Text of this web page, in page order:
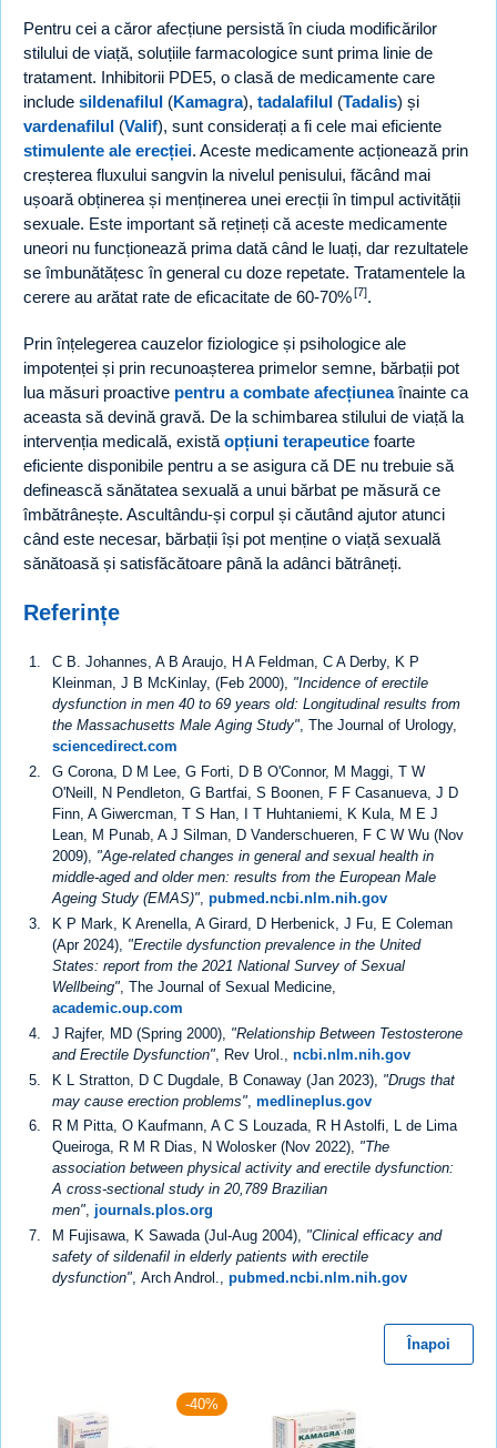
Pentru cei a căror afecțiune persistă în ciuda modificărilor
stilului de viață, soluțiile farmacologice sunt prima linie de
tratament. Inhibitorii PDE5, o clasă de medicamente care
include sildenafilul (Kamagra), tadalafilul (Tadalis) și
vardenafilul (Valif), sunt considerați a fi cele mai eficiente
stimulente ale erecției. Aceste medicamente acționează prin
creșterea fluxului sangvin la nivelul penisului, făcând mai
ușoară obținerea și menținerea unei erecții în timpul activității
sexuale. Este important să rețineți că aceste medicamente
uneori nu funcționează prima dată când le luați, dar rezultatele
se îmbunătățesc în general cu doze repetate. Tratamentele la
cerere au arătat rate de eficacitate de 60-70%[7].
Prin înțelegerea cauzelor fiziologice și psihologice ale
impotenței și prin recunoașterea primelor semne, bărbații pot
lua măsuri proactive pentru a combate afecțiuneaînainte ca
aceasta să devină gravă. De la schimbarea stilului de viață la
intervenția medicală, există opțiuni terapeutice foarte
eficiente disponibile pentru a se asigura că DE nu trebuie să
definească sănătatea sexuală a unui bărbat pe măsură ce
îmbătrânește. Ascultându-și corpul și căutând ajutor atunci
când este necesar, bărbații își pot menține o viață sexuală
sănătoasă și satisfăcătoare până la adânci bătrâneți.
Referințe
C B. Johannes, A B Araujo, H A Feldman, C A Derby, K P
Kleinman, J B McKinlay, (Feb 2000), "Incidence of erectile
dysfunction in men 40 to 69 years old: Longitudinal results from
the Massachusetts Male Aging Study", The Journal of Urology,
sciencedirect.com
G Corona, D M Lee, G Forti, D B O'Connor, M Maggi, T W
O'Neill, N Pendleton, G Bartfai, S Boonen, F F Casanueva, J D
Finn, A Giwercman, T S Han, I T Huhtaniemi, K Kula, M E J
Lean, M Punab, A J Silman, D Vanderschueren, F C W Wu (Nov
2009), "Age-related changes in general and sexual health in
middle-aged and older men: results from the European Male
Ageing Study (EMAS)" pubmed.ncbi.nlm.nih.gov
K P Mark, K Arenella, A Girard, D Herbenick, J Fu, E Coleman
(Apr 2024), "Erectile dysfunction prevalence in the United
States: report from the 2021 National Survey of Sexual
Wellbeing" , The Journal of Sexual Medicine,
academic.oup.com
J Rajfer, MD (Spring 2000), "Relationship Between Testosterone
and Erectile Dysfunction" , Rev Urol., ncbi.nlm.nih.gov
K L Stratton, D C Dugdale, B Conaway (Jan 2023), "Drugs that
may cause erection problems" medlineplus.gov
R M Pitta, O Kaufmann, A C S Louzada, R H Astolfi, L de Lima
Queiroga, R M R Dias, N Wolosker (Nov 2022), "The
association between physical activity and erectile dysfunction:
A cross-sectional study in 20,789 Brazilian
men", journals.plos.org
M Fujisawa, K Sawada (Jul-Aug 2004), "Clinical efficacy and
safety of sildenafil in elderly patients with erectile
dysfunction", Arch Androl., pubmed.ncbi.nlm.nih.gov
Înapoi
-40%